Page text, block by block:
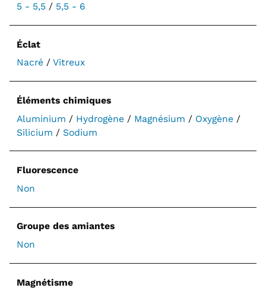
5 - 5,5/ 5,5 - 6
Éclat
Nacré/ Vitreux
Éléments chimiques
Aluminium / Hydrogène/ Magnésium / Oxygène/
Silicium / Sodium
Fluorescence
Non
Groupe des amiantes
Non
Magnétisme